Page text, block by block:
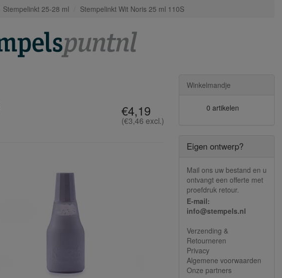
Stempelinkt 25-28 ml Stempelinkt Wit Noris 25 ml 110S
€4,19
(€3,46 excl.)
Winkelmandje
0 artikelen
Eigen ontwerp?
Mail ons uw bestand en u
ontvangt een offerte met
proefdruk retour.
E-mail:
info@stempels.nl
Verzending &
Retourneren
Privacy
Algemene voorwaarden
Onze partners